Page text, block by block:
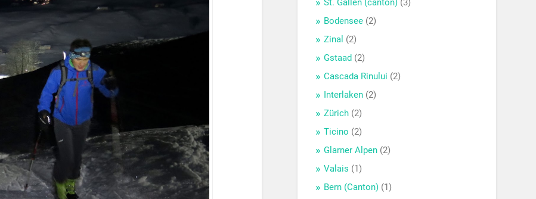
St. Gallen (canton) (3)
Bodensee (2)
Zinal (2)
Gstaad (2)
Cascada Rinului (2)
Interlaken (2)
Zürich (2)
Ticino (2)
Glarner Alpen (2)
Valais (1)
Bern (Canton) (1)